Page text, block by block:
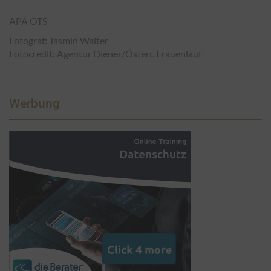
APA OTS
Fotograf: Jasmin Walter
Fotocredit: Agentur Diener/Österr. Frauenlauf
Werbung